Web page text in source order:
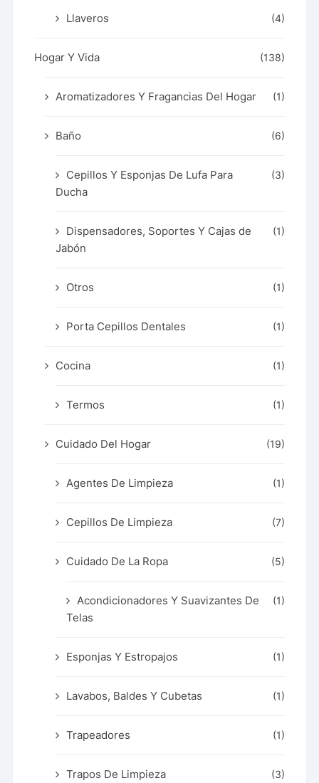
Llaveros (4)
Hogar Y Vida (138)
Aromatizadores Y Fragancias Del Hogar (1)
Baño (6)
Cepillos Y Esponjas De Lufa Para
Ducha
(3)
Dispensadores, Soportes Y Cajas de
Jabón
(1)
Otros (1)
Porta Cepillos Dentales (1)
Cocina (1)
Termos (1)
Cuidado Del Hogar (19)
Agentes De Limpieza (1)
Cepillos De Limpieza (7)
Cuidado De La Ropa (5)
Acondicionadores Y Suavizantes De
Telas
(1)
Esponjas Y Estropajos (1)
Lavabos, Baldes Y Cubetas (1)
Trapeadores (1)
Trapos De Limpieza (3)